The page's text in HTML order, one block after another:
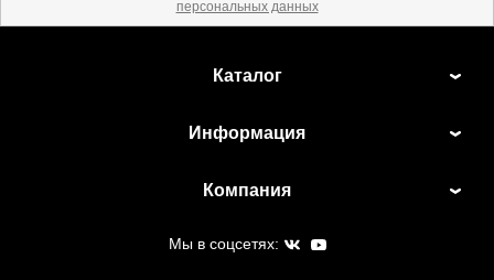
персональных данных
Каталог
Информация
Компания
Мы в соцсетях: